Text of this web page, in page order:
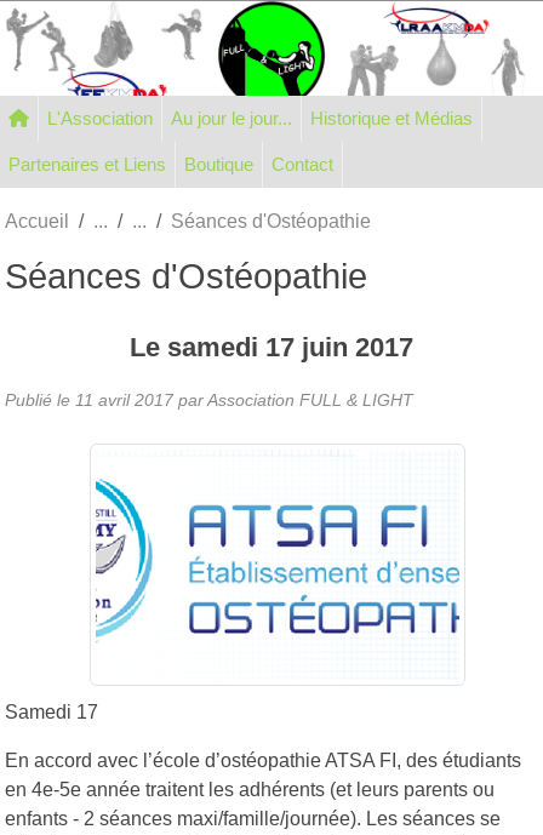
L'Association Au jour le jour... Historique et Médias
Partenaires et Liens Boutique Contact
Accueil Séances d'Ostéopathie
Séances d'Ostéopathie
Le samedi 17 juin 2017
Publié le 11 avril 2017 par Association FULL & LIGHT
Samedi 17
En accord avec l’école d’ostéopathie ATSA FI, des étudiants
en 4e-5e année traitent les adhérents (et leurs parents ou
enfants - 2 séances maxi/famille/journée). Les séances se
Panneau de gestion des cookies